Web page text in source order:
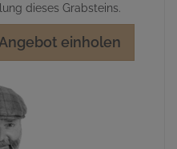
dieses Grabsteins.
einholen